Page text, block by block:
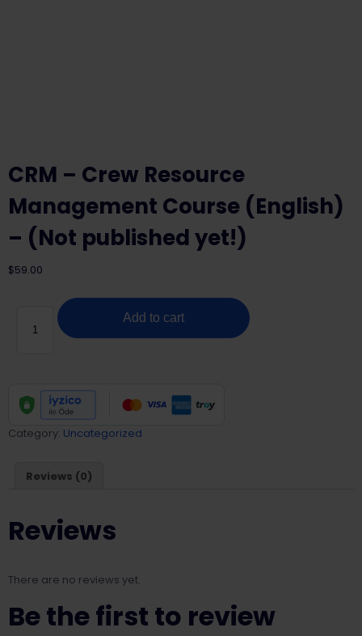
CRM – Crew Resource
Management Course (English)
– (Not published yet!)
$59.00
Course
(English)
published
quantity
Add to cart
Category: Uncategorized
Reviews (0)
Reviews
There are no reviews yet.
Be the first to review